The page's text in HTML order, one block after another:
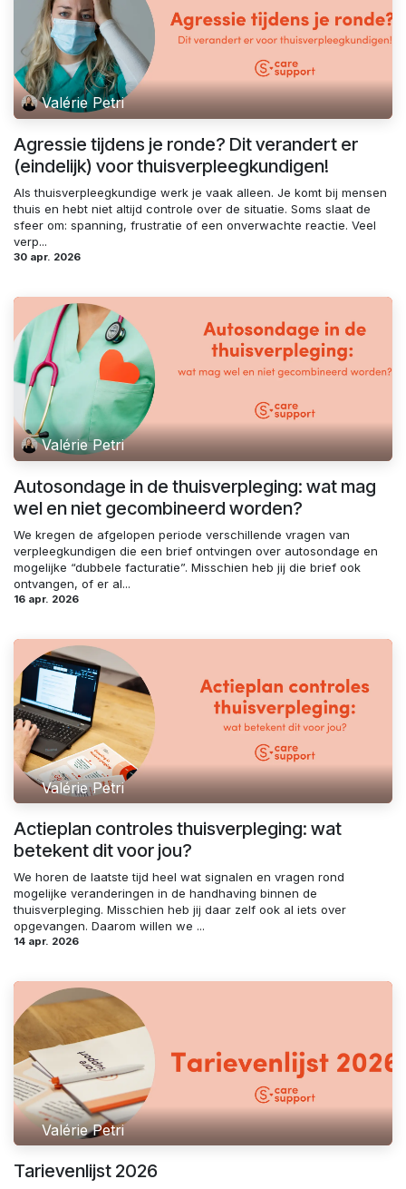
Valérie Petri
Agressie tijdens je ronde? Dit verandert er
(eindelijk) voor thuisverpleegkundigen!
Als thuisverpleegkundige werk je vaak alleen. Je komt bij mensen
thuis en hebt niet altijd controle over de situatie. Soms slaat de
sfeer om: spanning, frustratie of een onverwachte reactie. Veel
verp...
30 apr. 2026
Valérie Petri
Autosondage in de thuisverpleging: wat mag
wel en niet gecombineerd worden?
We kregen de afgelopen periode verschillende vragen van
verpleegkundigen die een brief ontvingen over autosondage en
mogelijke “dubbele facturatie”. Misschien heb jij die brief ook
ontvangen, of er al...
16 apr. 2026
Valérie Petri
Actieplan controles thuisverpleging: wat
betekent dit voor jou?
We horen de laatste tijd heel wat signalen en vragen rond
mogelijke veranderingen in de handhaving binnen de
thuisverpleging. Misschien heb jij daar zelf ook al iets over
opgevangen. Daarom willen we ...
14 apr. 2026
Valérie Petri
Tarievenlijst 2026